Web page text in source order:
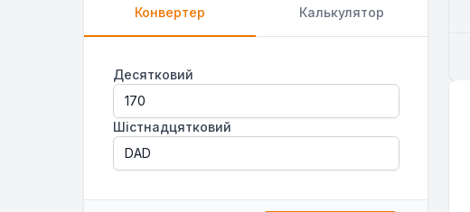
Конвертер Калькулятор
Десятковий
Шістнадцятковий